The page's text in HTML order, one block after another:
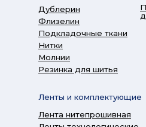
Дублерин
Флизелин
Подкладочные ткани
Нитки
Молнии
Резинка для шитья
Ленты и комплектующие
Лента нитепрошивная